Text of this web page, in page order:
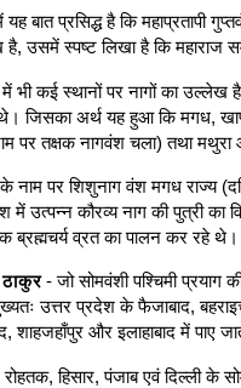
यह बात प्रसिद्ध है कि महाप्रतापी
उसमें स्पष्ट लिखा है कि महाराज
में भी कई स्थानों पर नागों का
जिसका अर्थ यह हुआ कि मगध,
पर तक्षक नागवंश चला) तथा
नाम पर शिशुनाग वंश मगध राज्य
में उत्पन्न कौरव्य नाग की पुत्री का
ब्रह्मचर्य व्रत का पालन कर रहे थे।
- जो सोमवंशी पश्चिमी प्रयाग
उत्तर प्रदेश के फैजाबाद,
शाहजहाँपुर और इलाहाबाद में पाए
हिसार, पंजाब एवं दिल्ली के